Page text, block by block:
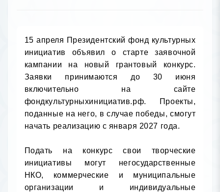
15 апреля Президентский фонд культурных
инициатив объявил о старте заявочной
кампании на новый грантовый конкурс.
Заявки принимаются до 30 июня
включительно на сайте
фондкультурныхинициатив.рф. Проекты,
поданные на него, в случае победы, смогут
начать реализацию с января 2027 года.
Подать на конкурс свои творческие
инициативы могут негосударственные
НКО, коммерческие и муниципальные
организации и индивидуальные